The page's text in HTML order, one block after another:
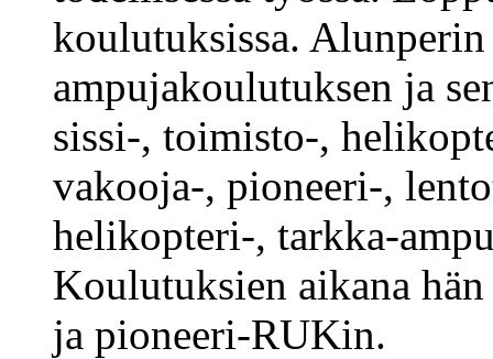
koulutuksissa.
ampujakoulutuksen ja
sissi-, toimisto-,
vakooja-, pioneeri-,
helikopteri-, tarkka-
Koulutuksien aikana
ja pioneeri-RUKin.